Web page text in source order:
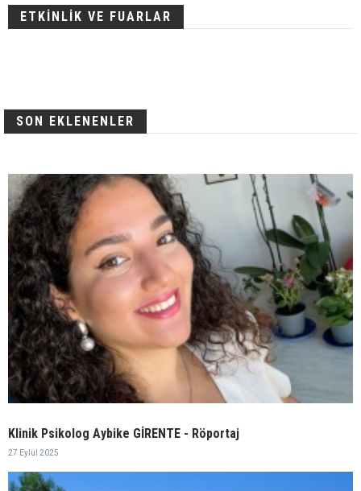
ETKİNLİK VE FUARLAR
SON EKLENENLER
Klinik Psikolog Aybike GİRENTE - Röportaj
27 Eylül 2025